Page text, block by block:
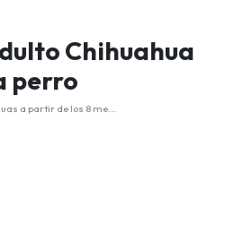
Chihuahua
perro
a partir de los 8 me...